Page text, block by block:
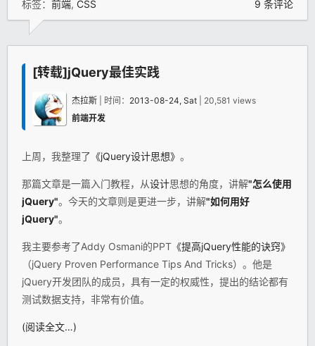
标签： 前端, CSS 9 条评论
[转载]jQuery最佳实践
杰拉斯 | 时间： 2013-08-24, Sat | 20,581 views
前端开发
上周，我整理了 《jQuery设计思想》 。
那篇文章是一篇入门教程，从设计思想的角度，讲解"怎么使用
jQuery"。今天的文章则是更进一步，讲解"如何用好
jQuery"。
我主要参考了Addy Osmani的PPT 《提高jQuery性能的诀窍》
（jQuery Proven Performance Tips And Tricks）。他是
jQuery开发团队的成员，具有一定的权威性，提出的结论都有
测试数据支持，非常有价值。
(阅读全文…)